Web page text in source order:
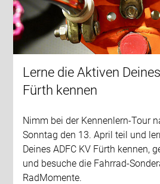
Lerne die Aktiven
Fürth kennen
Nimm bei der Kennenlern-Tour
Sonntag den 13. April teil und
Deines ADFC KV Fürth kennen,
und besuche die Fahrrad-
RadMomente.